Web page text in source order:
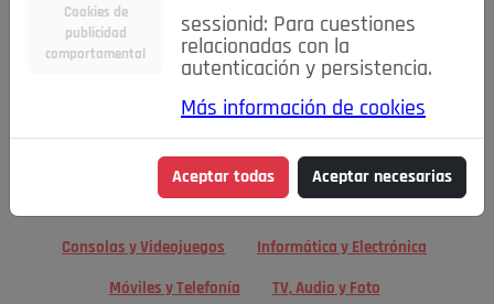
Niños y Bebés Inmobiliaria Construcción y Reformas
Moda Accesorios Ropa Motor
Motor y Accesorios Motos Ocio
Cine, Libros y Música Coleccionismo
Consolas y Videojuegos Informática y Electrónica
Móviles y Telefonía TV, Audio y Foto
Cookies de
publicidad
comportamental
sessionid: Para cuestiones
relacionadas con la
autenticación y persistencia.
Más información de cookies
Aceptar todas Aceptar necesarias